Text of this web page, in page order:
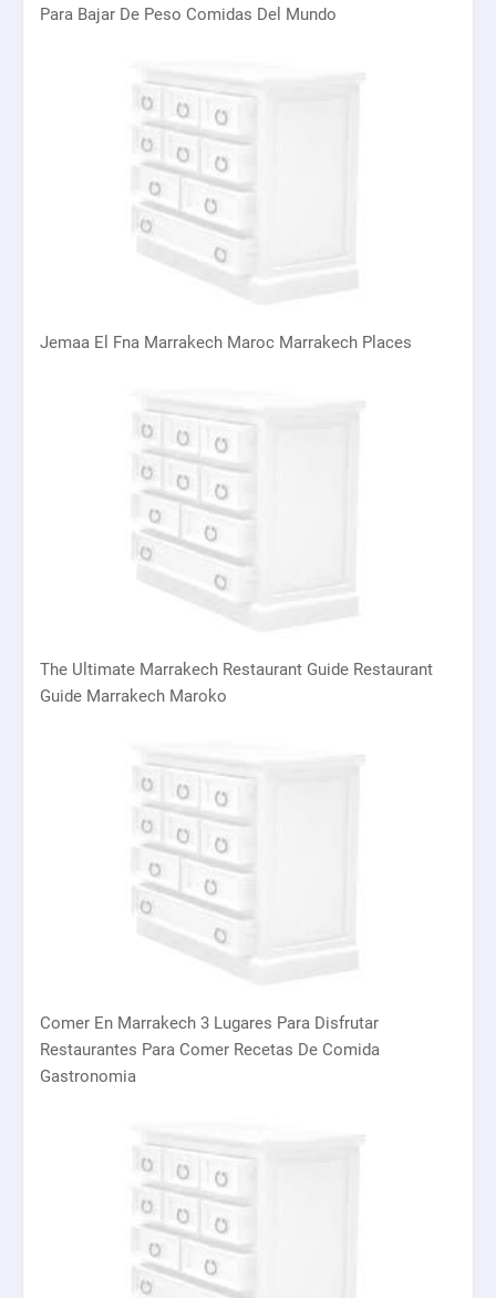
Para Bajar De Peso Comidas Del Mundo
Jemaa El Fna Marrakech Maroc Marrakech Places
The Ultimate Marrakech Restaurant Guide Restaurant
Guide Marrakech Maroko
Comer En Marrakech 3 Lugares Para Disfrutar
Restaurantes Para Comer Recetas De Comida
Gastronomia